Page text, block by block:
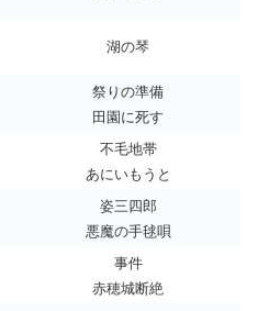
湖の琴
祭りの準備
田園に死す
不毛地帯
あにいもうと
姿三四郎
悪魔の手毬唄
事件
赤穂城断絶